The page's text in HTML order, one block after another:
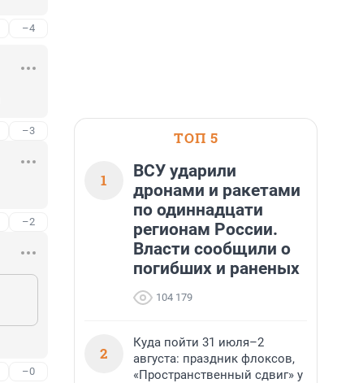
–4
–3
–2
–0
ТОП 5
1
ВСУ ударили
дронами и ракетами
по одиннадцати
регионам России.
Власти сообщили о
погибших и раненых
104 179
2
Куда пойти 31 июля–2
августа: праздник флоксов,
«Пространственный сдвиг» у